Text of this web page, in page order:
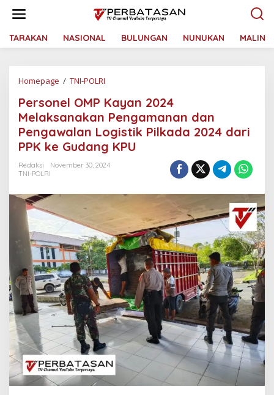
t
TARAKAN NASIONAL BULUNGAN NUNUKAN
Homepage / TNI-POLRI
r
s
o
n
e
O
K
y
a
n
2
0
2
4
M
e
l
a
k
s
a
n
a
Personel OMP Kayan 2024
Melaksanakan Pengamanan dan
Pengawalan Logistik Pilkada 2024 dari
PPK ke Gudang KPU
Redaksi
November 30, 2024
TNI-POLRI